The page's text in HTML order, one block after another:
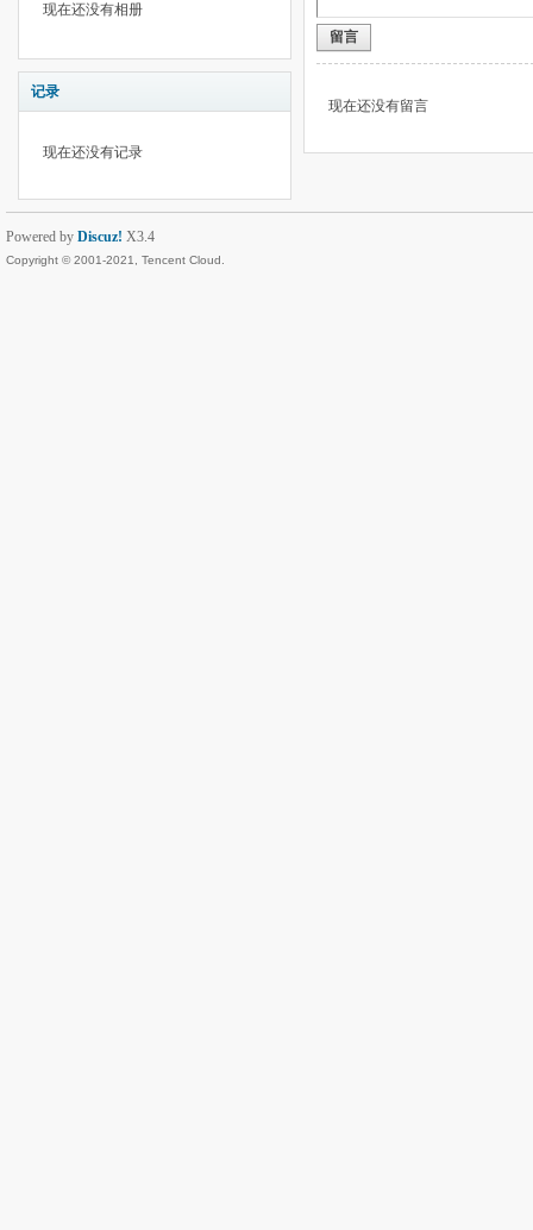
现在还没有相册
记录
现在还没有记录
留言
现在还没有留言
Powered by Discuz! X3.4
Copyright © 2001-2021, Tencent Cloud.